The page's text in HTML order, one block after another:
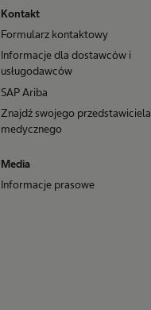
Kontakt
Formularz kontaktowy
Informacje dla dostawców i
usługodawców
SAP Ariba
Znajdź swojego przedstawiciela
medycznego
Media
Informacje prasowe